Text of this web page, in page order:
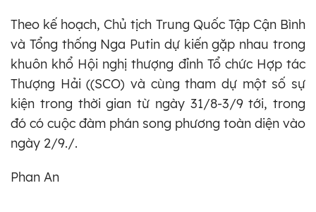
Theo kế hoạch, Chủ tịch Trung Quốc Tập Cận Bình
và Tổng thống Nga Putin dự kiến gặp nhau trong
khuôn khổ Hội nghị thượng đỉnh Tổ chức Hợp tác
Thượng Hải ((SCO) và cùng tham dự một số sự
kiện trong thời gian từ ngày 31/8-3/9 tới, trong
đó có cuộc đàm phán song phương toàn diện vào
ngày 2/9./.
Phan An